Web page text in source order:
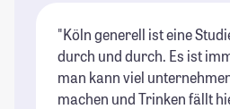
"Köln generell ist eine
durch und durch. Es ist
man kann viel
machen und Trinken fällt